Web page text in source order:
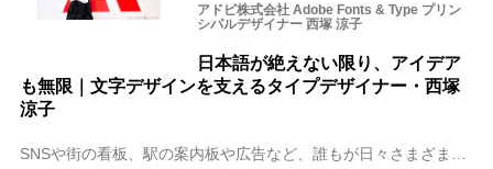
アドビ株式会社 Adobe Fonts & Type プリン
シパルデザイナー 西塚 涼子
日本語が絶えない限り、アイデア
も無限｜文字デザインを支えるタイプデザイナー・西塚
涼子